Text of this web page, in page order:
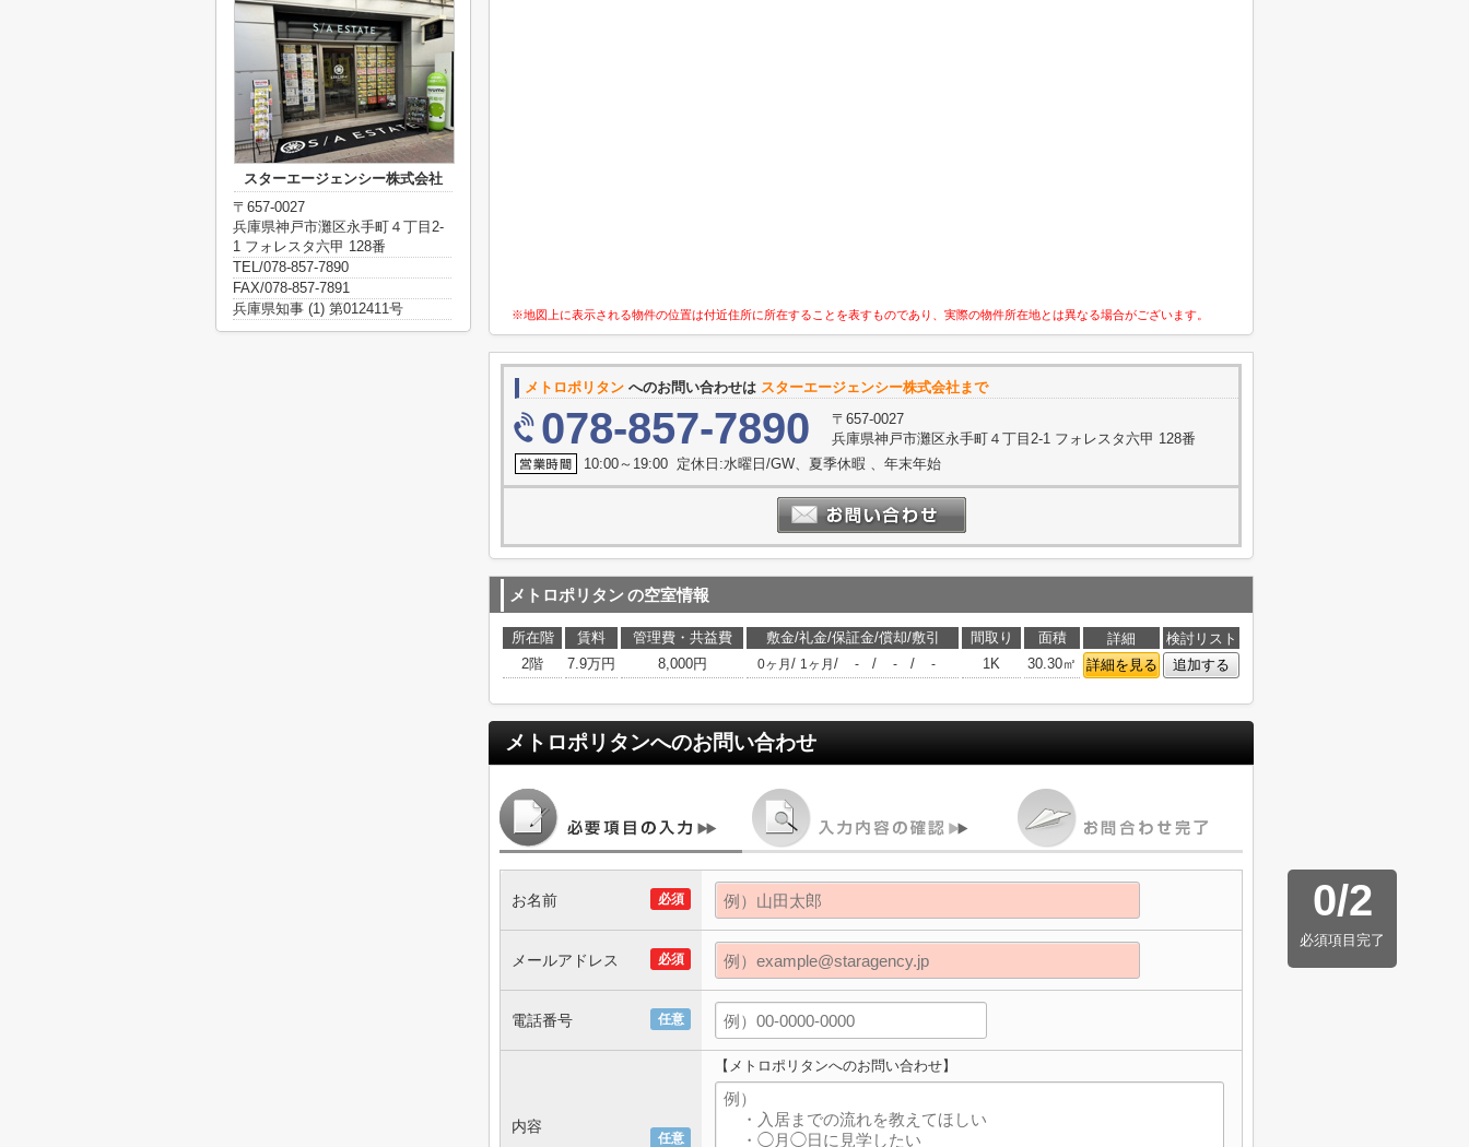
※地図上に表示される物件の位置は付近住所に所在することを表すものであり、実際の物件所在地とは異なる場合がございます。
メトロポリタン へのお問い合わせは スターエージェンシー株式会社まで
078-857-7890
〒657-0027
兵庫県神戸市灘区永手町４丁目2-1 フォレスタ六甲 128番
10:00～19:00 定休日:水曜日/GW、夏季休暇 、年末年始
メトロポリタンの空室情報
所在階 賃料 管理費・共益費 敷金/礼金/保証金/償却/敷引 間取り 面積 詳細
検討リスト
2階
7.9万円 8,000円 0ヶ月 / 1ヶ月 / - / - / - 1K 30.30㎡ 詳細を見る 追加する
メトロポリタンへのお問い合わせ
0/2
必須項目完了
必須
お名前
必須
メールアドレス
任意
電話番号
任意
内容
【メトロポリタンへのお問い合わせ】
スターエージェンシー株式会社
〒657-0027
兵庫県神戸市灘区永手町４丁目2-
1 フォレスタ六甲 128番
TEL/078-857-7890
FAX/078-857-7891
兵庫県知事 (1) 第012411号